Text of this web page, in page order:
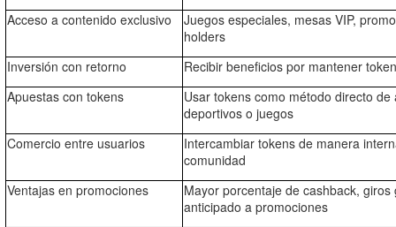
Acceso a contenido exclusivo
Juegos especiales, mesas VIP,
holders
Inversión con retorno
Recibir beneficios por mantener
Apuestas con tokens
Usar tokens como método directo
deportivos o juegos
Comercio entre usuarios
Intercambiar tokens de manera
comunidad
Ventajas en promociones
Mayor porcentaje de cashback, giros
anticipado a promociones